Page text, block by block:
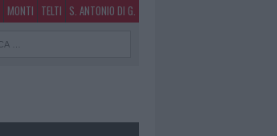
MONTI TELTI S. ANTONIO DI G.